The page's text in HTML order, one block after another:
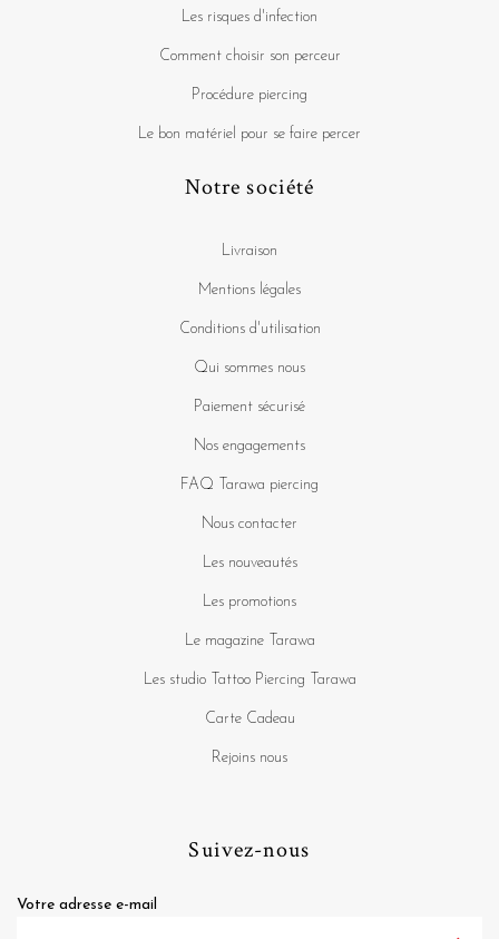
Les risques d'infection
Comment choisir son perceur
Procédure piercing
Le bon matériel pour se faire percer
Notre société
Livraison
Mentions légales
Conditions d'utilisation
Qui sommes nous
Paiement sécurisé
Nos engagements
FAQ Tarawa piercing
Nous contacter
Les nouveautés
Les promotions
Le magazine Tarawa
Les studio Tattoo Piercing Tarawa
Carte Cadeau
Rejoins nous
Suivez-nous
Votre adresse e-mail